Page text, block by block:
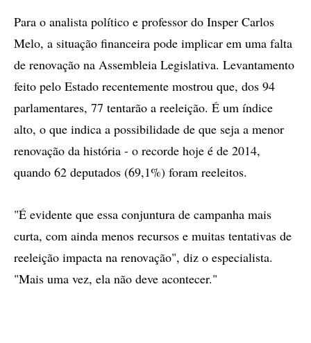
Para o analista político e professor do Insper Carlos
Melo, a situação financeira pode implicar em uma falta
de renovação na Assembleia Legislativa. Levantamento
feito pelo Estado recentemente mostrou que, dos 94
parlamentares, 77 tentarão a reeleição. É um índice
alto, o que indica a possibilidade de que seja a menor
renovação da história - o recorde hoje é de 2014,
quando 62 deputados (69,1%) foram reeleitos.
"É evidente que essa conjuntura de campanha mais
curta, com ainda menos recursos e muitas tentativas de
reeleição impacta na renovação", diz o especialista.
"Mais uma vez, ela não deve acontecer."